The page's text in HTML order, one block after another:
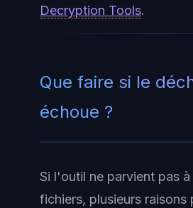
Decryption Tools.
Que faire si le
échoue ?
Si l'outil ne parvient pas
fichiers, plusieurs raisons